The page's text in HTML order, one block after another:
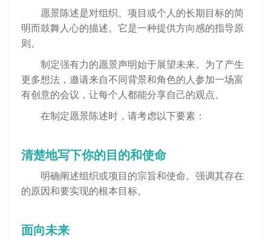
愿景陈述是对组织、项目或个人的长期目标的简
明而鼓舞人心的描述。它是一种提供方向感的指导原
则。
制定强有力的愿景声明始于展望未来。为了产生
更多想法，邀请来自不同背景和角色的人参加一场富
有创意的会议，让每个人都能分享自己的观点。
在制定愿景陈述时，请考虑以下要素：
清楚地写下你的目的和使命
明确阐述组织或项目的宗旨和使命。强调其存在
的原因和要实现的根本目标。
面向未来